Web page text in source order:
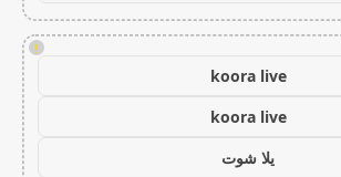
!
koora live
koora live
يلا شوت